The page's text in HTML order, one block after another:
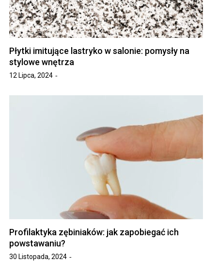
Płytki imitujące lastryko w salonie: pomysły na
stylowe wnętrza
12 Lipca, 2024
Profilaktyka zębiniaków: jak zapobiegać ich
powstawaniu?
30 Listopada, 2024